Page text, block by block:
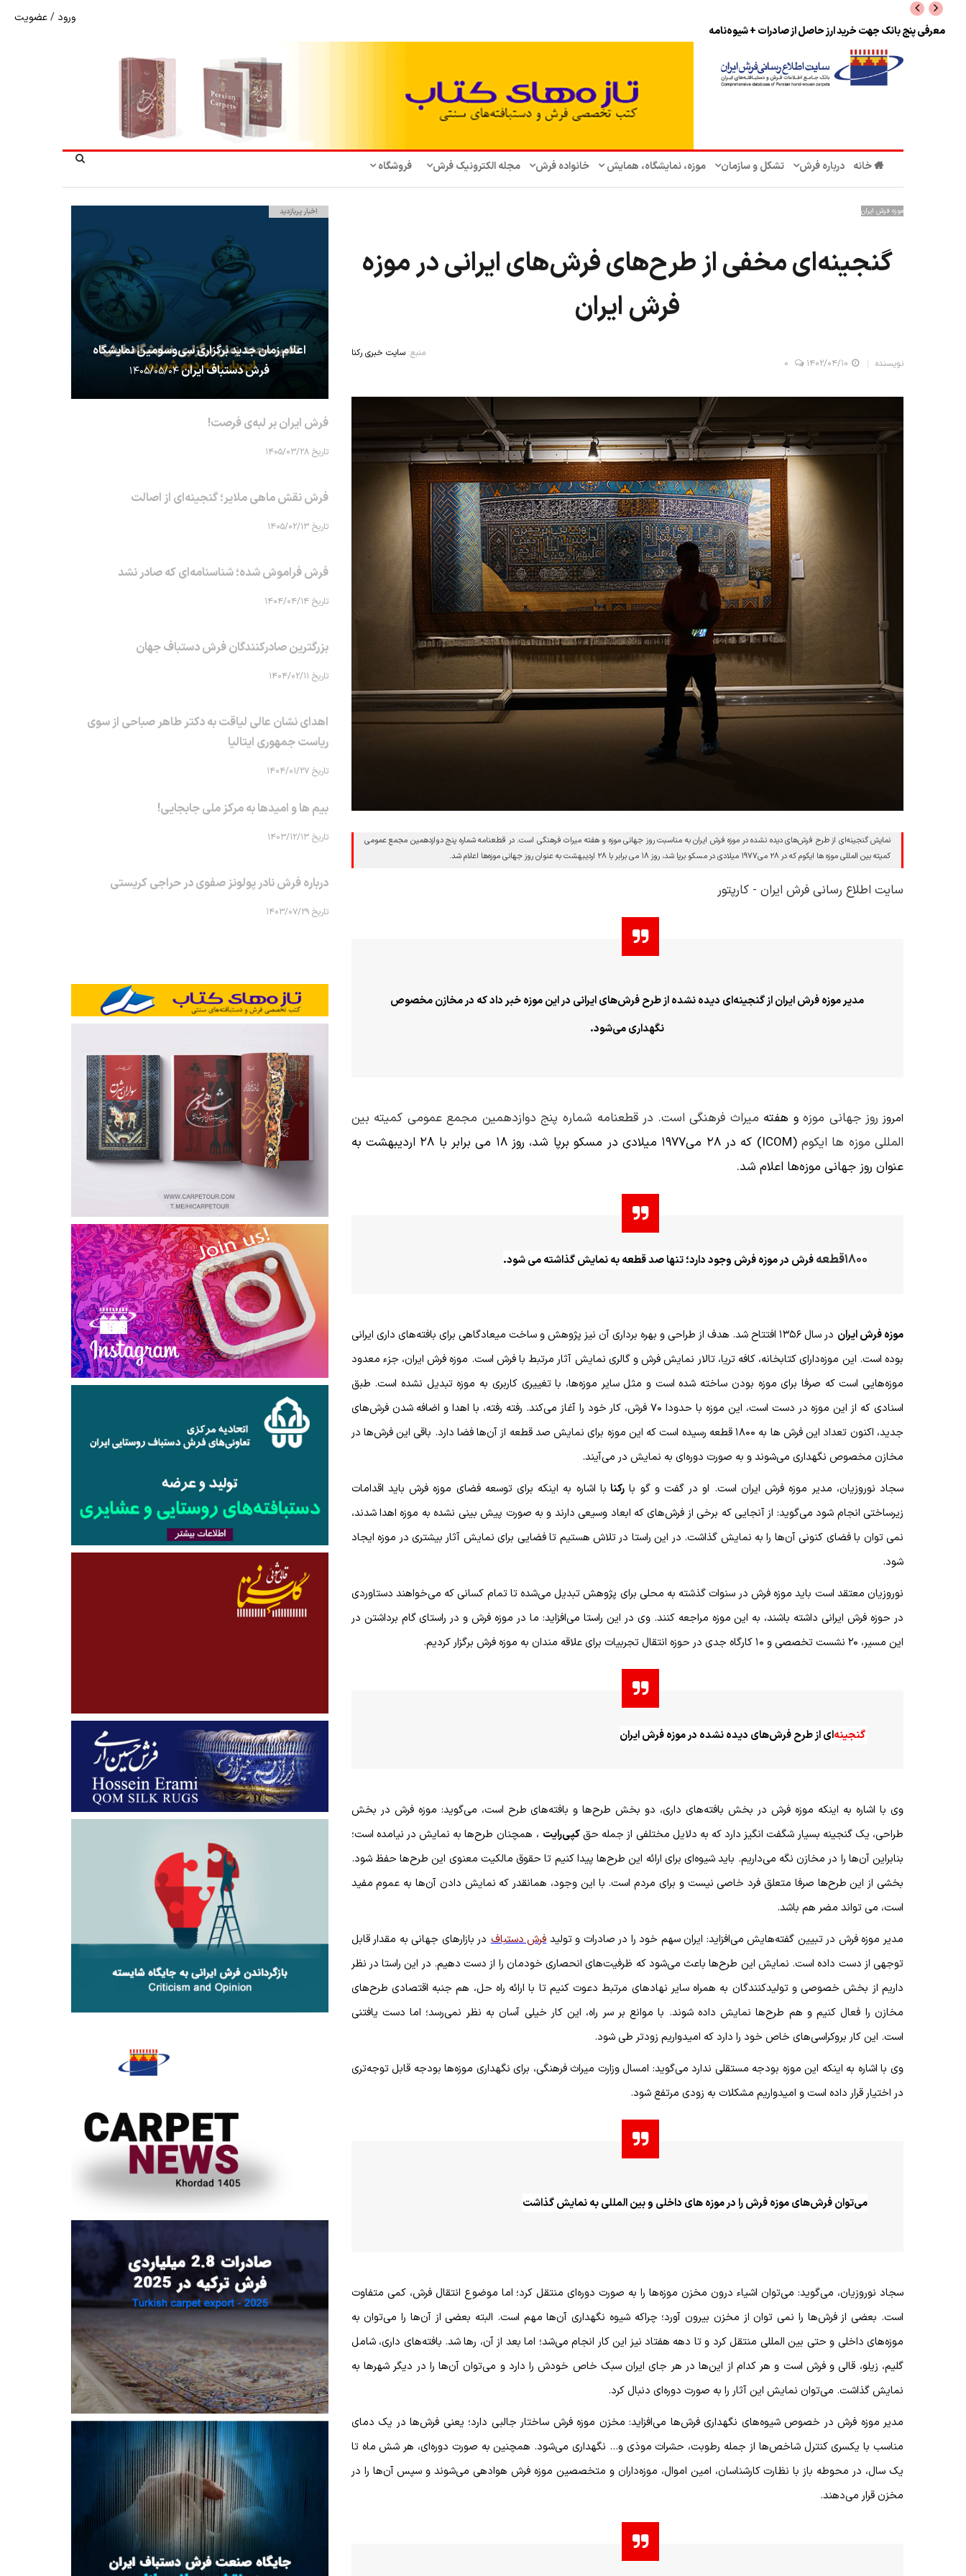
نرخ بازگشت ارز حاصل از صادرات + تکمیلی
ورود /عضویت
خانه درباره فرش تشکل‌ و سازمان‌ موزه، نمایشگاه، همایش‌ خانواده فرش مجله الکترونیک فرش فروشگاه
موزه فرش ایران
گنجینه‌ای مخفی از طرح‌های فرش‌های ایرانی در موزه
فرش ایران
نویسنده ۱۴۰۲/۰۴/۱۰ 0
منبع:سایت خبری رکنا
نمایش گنجینه‌ای از طرح فرش‌های دیده نشده در موزه فرش ایران به مناسبت روز جهانی موزه و هفته میراث فرهنگی است. در قطعنامه شماره پنج دوازدهمین مجمع عمومی
کمیته بین المللی موزه ها ایکوم که در ۲۸ می۱۹۷۷ میلادی در مسکو برپا شد، روز ۱۸ می برابر با ۲۸ اردیبهشت به عنوان روز جهانی موزه‌ها اعلام شد.
سایت اطلاع رسانی فرش ایران - کارپتور
مدیر موزه فرش ایران از گنجینه‌ای دیده نشده از طرح فرش‌های ایرانی در این موزه خبر داد که در مخازن مخصوص
نگهداری می‌شود.
امروز روز جهانی موزهو هفته میراث فرهنگی است. در قطعنامه شماره پنج دوازدهمین مجمع عمومی کمیته بین
المللی موزه ها ایکوم(ICOM)
که در ۲۸ می۱۹۷۷ میلادی در مسکو برپا شد، روز ۱۸ می برابر با ۲۸ اردیبهشت به
عنوان روز جهانی موزه‌ها اعلام شد.
۱۸۰۰قطعهفرش در موزه فرش وجود دارد؛ تنها صد قطعه به نمایش گذاشته می شود.
موزه فرش ایران
در سال ۱۳۵۶ افتتاح شد. هدف از طراحی و بهره برداری آن نیز پژوهش و ساخت میعادگاهی برای بافته‌های داری ایرانی
بوده است. این موزه‌دارای کتابخانه، کافه تریا، تالار نمایش فرش و گالری نمایش آثار مرتبط با فرش است. موزه فرش ایران، جزء معدود
موزه‌هایی است که صرفا برای موزه بودن ساخته شده است و مثل سایر موزه‌ها، با تغییری کاربری به موزه تبدیل نشده است. طبق
اسنادی که از این موزه در دست است، این موزه با حدودا ۷۰ فرش، کار خود را آغاز می‌کند. رفته رفته، با اهدا و اضافه شدن فرش‌های
جدید، اکنون تعداد این فرش ها به ۱۸۰۰ قطعه رسیده است که این موزه برای نمایش صد قطعه از آن‌ها فضا دارد. باقی این فرش‌ها در
مخازن مخصوص نگهداری می‌شوند و به صورت دوره‌ای به نمایش در می‌آیند.
سجاد نوروزیان، مدیر موزه فرش ایران است. او در گفت و گو با رکنا با اشاره به اینکه برای توسعه فضای موزه فرش باید اقدامات
زیرساختی انجام شود می‌گوید: از آنجایی که برخی از فرش‌های که ابعاد وسیعی دارند و به صورت پیش بینی نشده به موزه اهدا شدند،
نمی توان با فضای کنونی آن‌ها را به نمایش گذاشت. در این راستا در تلاش هستیم تا فضایی برای نمایش آثار بیشتری در موزه ایجاد
شود.
نوروزیان معتقد است باید موزه فرش در سنوات گذشته به محلی برای پژوهش تبدیل می‌شده تا تمام کسانی که می‌خواهند دستاوردی
در حوزه فرش ایرانی داشته باشند، به این موزه مراجعه کنند. وی در این راستا می‌افزاید: ما در موزه فرش و در راستای گام برداشتن در
این مسیر، ۲۰ نشست تخصصی و ۱۰ کارگاه جدی در حوزه انتقال تجربیات برای علاقه مندان به موزه فرش برگزار کردیم
.
گنجینه‌ای از طرح فرش‌های دیده نشده در موزه فرش ایران
وی با اشاره به اینکه موزه فرش در بخش بافته‌های داری، دو بخش طرح‌ها و بافته‌های طرح است، می‌گوید: موزه فرش در بخش
طراحی، یک گنجینه بسیار شگفت انگیز دارد که به دلایل مختلفی از جمله حقکپی‌رایت ، همچنان طرح‌ها به نمایش در نیامده است؛
بنابراین آن‌ها را در مخازن نگه می‌داریم. باید شیوه‌ای برای ارائه این طرح‌ها پیدا کنیم تا حقوق مالکیت معنوی این طرح‌ها حفظ شود.
بخشی از این طرح‌ها صرفا متعلق فرد خاصی نیست و برای مردم است. با این وجود، همانقدر که نمایش دادن آن‌ها به عموم مفید
است، می تواند مضر هم باشد.
مدیر موزه فرش در تبیین گفته‌هایش می‌افزاید: ایران سهم خود را در صادرات و تولیدفرش دستباف در بازارهای جهانی به مقدار قابل
توجهی از دست داده است. نمایش این طرح‌ها باعث می‌شود که ظرفیت‌های انحصاری خودمان را از دست دهیم. در این راستا در نظر
داریم از بخش خصوصی و تولیدکنندگان به همراه سایر نهادهای مرتبط دعوت کنیم تا با ارائه راه حل، هم جنبه اقتصادی طرح‌های
مخازن را فعال کنیم و هم طرح‌ها نمایش داده شوند. با موانع بر سر راه، این کار خیلی آسان به نظر نمی‌رسد؛ اما دست یافتنی
است. این کار بروکراسی‌های خاص خود را دارد که امیدواریم زودتر طی شود.
وی با اشاره به اینکه این موزه بودجه مستقلی ندارد می‌گوید: امسال وزارت میراث فرهنگی، برای نگهداری موزه‌ها بودجه قابل توجه‌تری
در اختیار قرار داده است و امیدواریم مشکلات به زودی مرتفع شود.
می‌توان فرش‌های موزه فرش را در موزه های داخلی و بین المللی به نمایش گذاشت
سجاد نوروزیان، می‌گوید: می‌توان اشیاء درون مخزن موزه‌ها را به صورت دوره‌ای منتقل کرد؛ اما موضوع انتقال فرش، کمی متفاوت
است. بعضی از فرش‌ها را نمی توان از مخزن بیرون آورد؛ چراکه شیوه نگهداری آن‌ها مهم است. البته بعضی از آن‌ها را می‌توان به
موزه‌های داخلی و حتی بین المللی منتقل کرد و تا دهه هفتاد نیز این کار انجام می‌شد؛ اما بعد از آن، رها شد. بافته‌های داری، شامل
گلیم، زیلو، قالی و فرش است و هر کدام از این‌ها در هر جای ایران سبک خاص خودش را دارد و می‌توان آن‌ها را در دیگر شهرها به
نمایش گذاشت. می‌توان نمایش این آثار را به صورت دوره‌ای دنبال کرد.
مدیر موزه فرش در خصوص شیوه‌های نگهداری فرش‌ها می‌افزاید: مخزن موزه فرش ساختار جالبی دارد؛ یعنی فرش‌ها در یک دمای
مناسب با یکسری کنترل شاخص‌ها از جمله رطوبت، حشرات موذی و... نگهداری می‌شود. همچنین به صورت دوره‌ای، هر شش ماه تا
یک سال، در محوطه باز با نظارت کارشناسان، امین اموال، موزه‌داران و متخصصین موزه فرش هوادهی می‌شوند و سپس آن‌ها را در
مخزن قرار می‌دهند.
اخبار پربازدید
اعلام زمان جدید برگزاری سی‌وسومین نمایشگاه
فرش دستباف ایران۱۴۰۵/۰۵/۰۴
فرش ایران بر لبه‌ی فرصت!
تاریخ ۱۴۰۵/۰۳/۲۸
فرش نقش ماهی‌ ملایر؛ گنجینه‌ای از اصالت
تاریخ ۱۴۰۵/۰۲/۱۳
فرش فراموش شده؛ شناسنامه‌ای که صادر نشد
تاریخ ۱۴۰۴/۰۴/۱۴
بزرگترین صادرکنندگان فرش دستباف جهان
تاریخ ۱۴۰۴/۰۲/۱۱
اهدای نشان عالی لیاقت به دکتر طاهر صباحی از سوی
ریاست جمهوری ایتالیا
تاریخ ۱۴۰۴/۰۱/۲۷
بیم ها و امیدها به مرکز ملی جابجایی!
تاریخ ۱۴۰۳/۱۲/۱۳
درباره فرش نادر پولونز صفوی در حراجی کریستی
تاریخ ۱۴۰۳/۰۷/۲۹